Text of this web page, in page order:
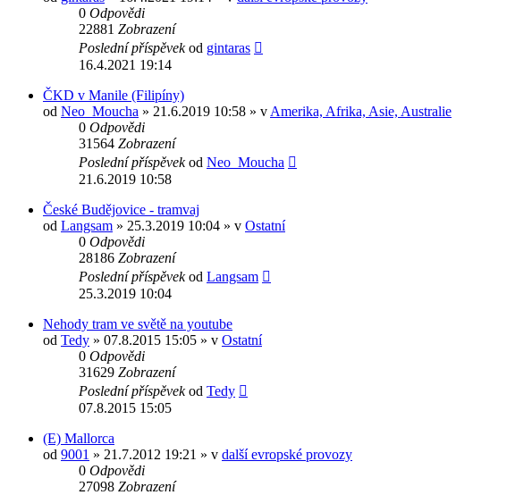
0 Odpovědi
22881 Zobrazení
Poslední příspěvekod gintaras
16.4.2021 19:14
ČKD v Manile (Filipíny)
od Neo_Moucha » 21.6.2019 10:58 » v Amerika, Afrika, Asie, Australie
0 Odpovědi
31564 Zobrazení
Poslední příspěvekod Neo_Moucha
21.6.2019 10:58
České Budějovice - tramvaj
od Langsam » 25.3.2019 10:04 » v Ostatní
0 Odpovědi
28186 Zobrazení
Poslední příspěvekod Langsam
25.3.2019 10:04
Nehody tram ve světě na youtube
od Tedy » 07.8.2015 15:05 » v Ostatní
0 Odpovědi
31629 Zobrazení
Poslední příspěvekod Tedy
07.8.2015 15:05
(E) Mallorca
od 9001 » 21.7.2012 19:21 » v další evropské provozy
0 Odpovědi
27098 Zobrazení